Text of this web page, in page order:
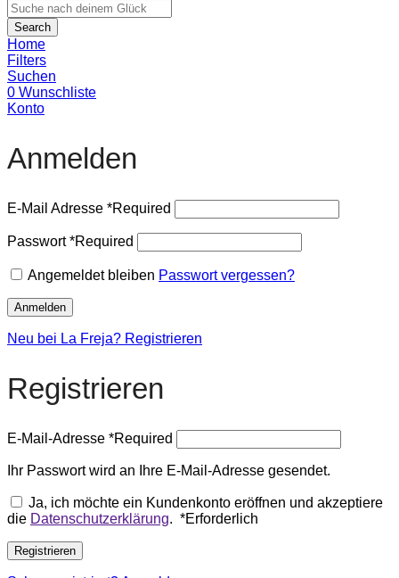
Search
Home
Filters
Suchen
0 Wunschliste
Konto
Anmelden
E-Mail Adresse *Required
Passwort*Required
Angemeldet bleiben Passwort vergessen?
Anmelden
Neu bei La Freja? Registrieren
Registrieren
E-Mail-Adresse *Required
Ihr Passwort wird an Ihre E-Mail-Adresse gesendet.
Ja, ich möchte ein Kundenkonto eröffnen und akzeptiere
die Datenschutzerklärung. *Erforderlich
Registrieren